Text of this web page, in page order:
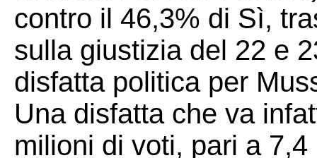
contro il 46,3% di Sì,
sulla giustizia del 22 e
disfatta politica per
Una disfatta che va
milioni di voti, pari a